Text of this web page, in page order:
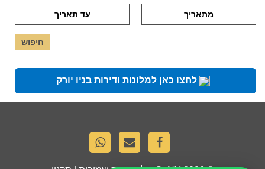
לחצו כאן למלונות ודירות בניו יורק